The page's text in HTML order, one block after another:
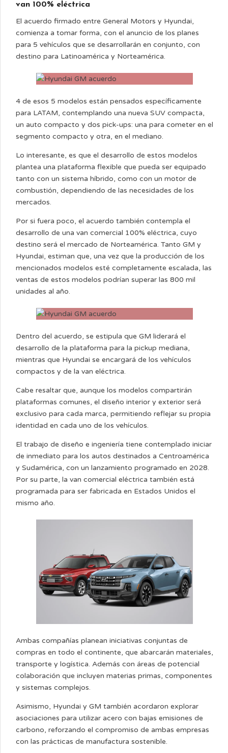
van 100% eléctrica
El acuerdo firmado entre General Motors y Hyundai,
comienza a tomar forma, con el anuncio de los planes
para 5 vehículos que se desarrollarán en conjunto, con
destino para Latinoamérica y Norteamérica.
4 de esos 5 modelos están pensados específicamente
para LATAM, contemplando una nueva SUV compacta,
un auto compacto y dos pick-ups: una para cometer en el
segmento compacto y otra, en el mediano.
Lo interesante, es que el desarrollo de estos modelos
plantea una plataforma flexible que pueda ser equipado
tanto con un sistema híbrido, como con un motor de
combustión, dependiendo de las necesidades de los
mercados.
Por si fuera poco, el acuerdo también contempla el
desarrollo de una van comercial 100% eléctrica, cuyo
destino será el mercado de Norteamérica. Tanto GM y
Hyundai, estiman que, una vez que la producción de los
mencionados modelos esté completamente escalada, las
ventas de estos modelos podrían superar las 800 mil
unidades al año.
Dentro del acuerdo, se estipula que GM liderará el
desarrollo de la plataforma para la pickup mediana,
mientras que Hyundai se encargará de los vehículos
compactos y de la van eléctrica.
Cabe resaltar que, aunque los modelos compartirán
plataformas comunes, el diseño interior y exterior será
exclusivo para cada marca, permitiendo reflejar su propia
identidad en cada uno de los vehículos.
El trabajo de diseño e ingeniería tiene contemplado iniciar
de inmediato para los autos destinados a Centroamérica
y Sudamérica, con un lanzamiento programado en 2028.
Por su parte, la van comercial eléctrica también está
programada para ser fabricada en Estados Unidos el
mismo año.
Ambas compañías planean iniciativas conjuntas de
compras en todo el continente, que abarcarán materiales,
transporte y logística. Además con áreas de potencial
colaboración que incluyen materias primas, componentes
y sistemas complejos.
Asimismo, Hyundai y GM también acordaron explorar
asociaciones para utilizar acero con bajas emisiones de
carbono, reforzando el compromiso de ambas empresas
con las prácticas de manufactura sostenible.